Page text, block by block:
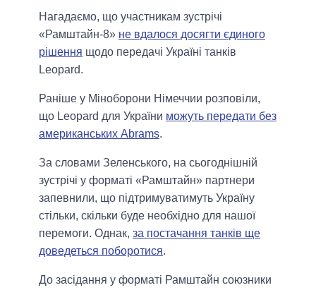
Нагадаємо, що участникам зустрічі
«Рамштайн-8» не вдалося досягти єдиного
рішення щодо передачі Україні танків
Leopard.
Раніше у Міноборони Німеччии розповіли,
що Leopard для України можуть передати без
американських Abrams.
За словами Зеленського, на сьогоднішній
зустрічі у форматі «Рамштайн» партнери
запевнили, що підтримуватимуть Україну
стільки, скільки буде необхідно для нашої
перемоги. Однак, за постачання танків ще
доведеться поборотися.
До засідання у форматі Рамштайн союзники